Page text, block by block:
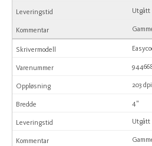
Utgått
203 dpi
4"
Utgått